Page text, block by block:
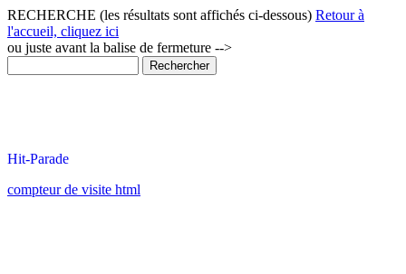
RECHERCHE (les résultats sont affichés ci-dessous) Retour à
l'accueil, cliquez ici
ou juste avant la balise de fermeture -->
compteur de visite html